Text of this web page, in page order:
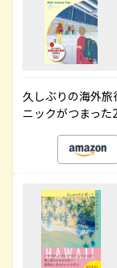
久しぶりの海外
ニックがつまっ